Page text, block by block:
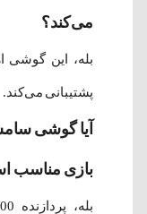
می‌کند؟
پشتیبانی می‌کند.
بازی مناسب